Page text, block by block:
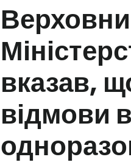
вказав,
відмови